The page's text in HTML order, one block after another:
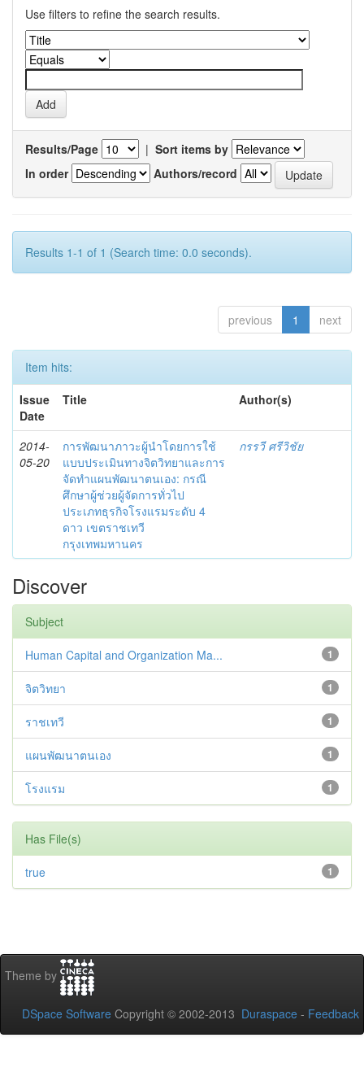
Use filters to refine the search results.
Results/Page | Sort items by
In order
Authors/record
Results 1-1 of 1 (Search time: 0.0 seconds).
previous 1 next
Item hits:
Issue
Date
Title Author(s)
2014-
05-20
การพัฒนาภาวะผู้นำโดยการใช้
แบบประเมินทางจิตวิทยาและการ
จัดทำแผนพัฒนาตนเอง: กรณี
ศึกษาผู้ช่วยผู้จัดการทั่วไป
ประเภทธุรกิจโรงแรมระดับ 4
ดาว เขตราชเทวี
กรุงเทพมหานคร
กรรวี ศรีวิชัย
Discover
Subject
1
Human Capital and Organization Ma...
1
จิตวิทยา
1
ราชเทวี
1
แผนพัฒนาตนเอง
1
โรงแรม
Has File(s)
1
true
Theme by
DSpace Software Copyright © 2002-2013 Duraspace - Feedback